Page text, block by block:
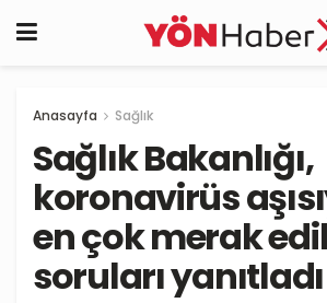
Anasayfa Sağlık
Sağlık Bakanlığı,
koronavirüs
en çok merak
soruları yanıtladı